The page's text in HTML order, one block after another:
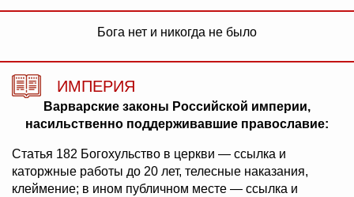
Бога нет и никогда не было
ИМПЕРИЯ
Варварские законы Российской империи,
насильственно поддерживавшие православие:
Статья 182 Богохульство в церкви — ссылка и
каторжные работы до 20 лет, телесные наказания,
клеймение; в ином публичном месте — ссылка и